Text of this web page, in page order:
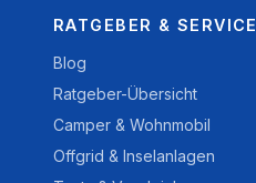
RATGEBER & SERVICE
Blog
Ratgeber-Übersicht
Camper & Wohnmobil
Offgrid & Inselanlagen